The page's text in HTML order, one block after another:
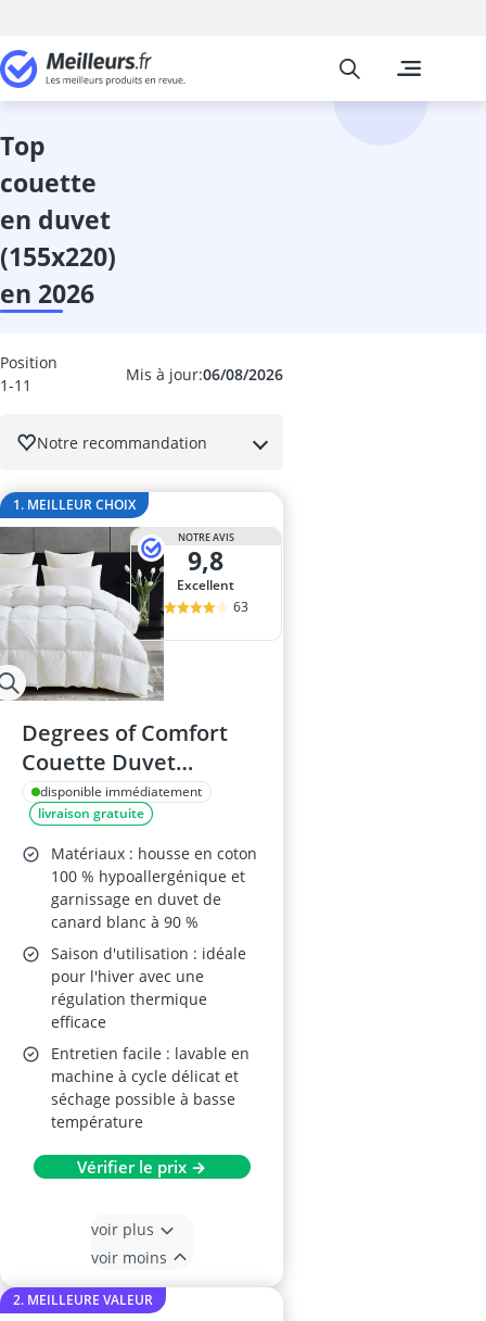
Cuisine et
Abattant wc
Meilleurs
top
couette
en duvet
(155x220)
en 2026
Mis à jour:06/08/2026
Position
1-11
Notre recommandation
1. MEILLEUR CHOIX
NOTRE AVIS
9,8
Excellent
63
Degrees of Comfort
Couette Duvet
155x220cm 90% Duvet
10% Plumes
disponible immédiatement
livraison gratuite
Matériaux : housse en coton
100 % hypoallergénique et
garnissage en duvet de
canard blanc à 90 %
Saison d'utilisation : idéale
pour l'hiver avec une
régulation thermique
efficace
Entretien facile : lavable en
machine à cycle délicat et
séchage possible à basse
température
Vérifier le prix →
voir plus
voir moins
2. MEILLEURE VALEUR